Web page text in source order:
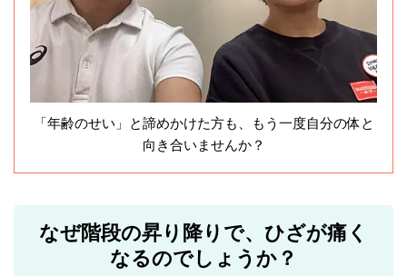
「年齢のせい」と諦めかけた方も、もう一度自分の体と
向き合いませんか？
なぜ階段の昇り降りで、ひざが痛く
なるのでしょうか？